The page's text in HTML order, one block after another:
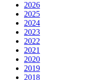
2026
2025
2024
2023
2022
2021
2020
2019
2018